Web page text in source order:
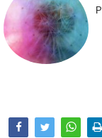
Opinion
Health & Lifestyle
Home